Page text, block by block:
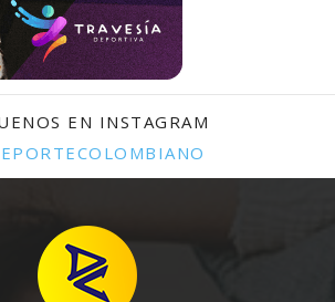
EN INSTAGRAM